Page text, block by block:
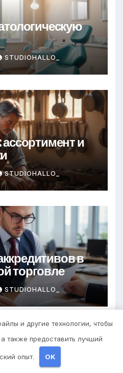
STUDIOHALLO_
и
STUDIOHALLO_
в
торговле
STUDIOHALLO_
и другие технологии, чтобы
также предоставить лучший
опыт. OK